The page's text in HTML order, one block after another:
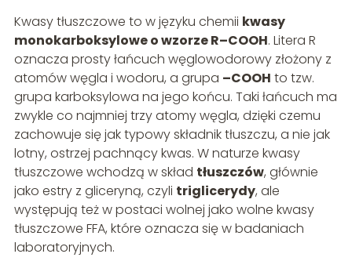
Kwasy tłuszczowe to w języku chemii kwasy
monokarboksylowe o wzorze R–COOH. Litera R
oznacza prosty łańcuch węglowodorowy złożony z
atomów węgla i wodoru, a grupa –COOH to tzw.
grupa karboksylowa na jego końcu. Taki łańcuch ma
zwykle co najmniej trzy atomy węgla, dzięki czemu
zachowuje się jak typowy składnik tłuszczu, a nie jak
lotny, ostrzej pachnący kwas. W naturze kwasy
tłuszczowe wchodzą w skład tłuszczów, głównie
jako estry z gliceryną, czyli triglicerydy, ale
występują też w postaci wolnej jako wolne kwasy
tłuszczowe FFA, które oznacza się w badaniach
laboratoryjnych.